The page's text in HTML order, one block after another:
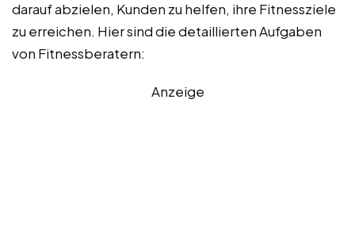
darauf abzielen, Kunden zu helfen, ihre Fitnessziele
zu erreichen. Hier sind die detaillierten Aufgaben
von Fitnessberatern:
Anzeige